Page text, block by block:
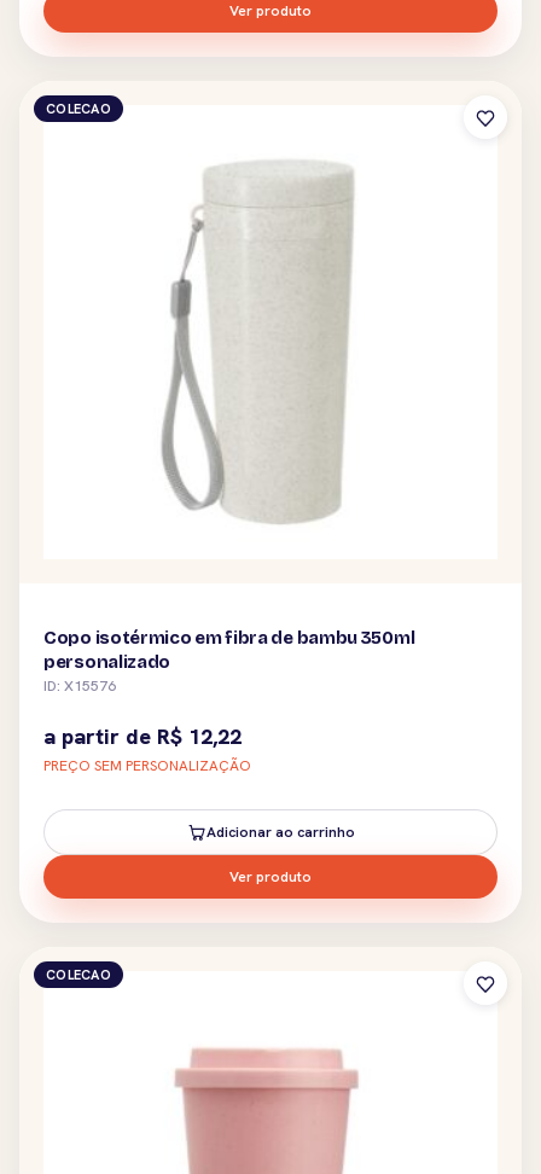
Ver produto
COLECAO
Copo isotérmico em fibra de bambu 350ml
personalizado
ID: X15576
a partir de R$ 12,22
PREÇO SEM PERSONALIZAÇÃO
Adicionar ao carrinho
Ver produto
COLECAO